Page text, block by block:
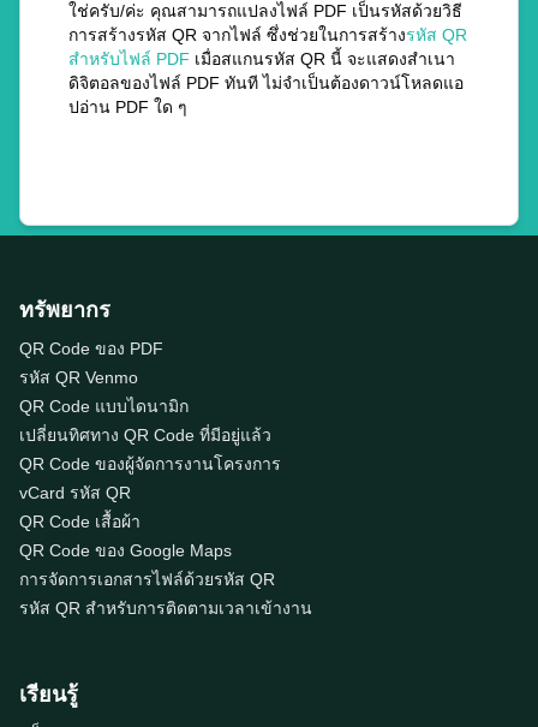
ใช่ครับ/ค่ะ คุณสามารถแปลงไฟล์ PDF เป็นรหัสด้วยวิธี
การสร้างรหัส QR จากไฟล์ ซึ่งช่วยในการสร้างรหัส QR
สำหรับไฟล์ PDF เมื่อสแกนรหัส QR นี้ จะแสดงสำเนา
ดิจิตอลของไฟล์ PDF ทันที ไม่จำเป็นต้องดาวน์โหลดแอ
ปอ่าน PDF ใด ๆ
ทรัพยากร
QR Code ของ PDF
รหัส QR Venmo
QR Code แบบไดนามิก
เปลี่ยนทิศทาง QR Code ที่มีอยู่แล้ว
QR Code ของผู้จัดการงานโครงการ
vCard รหัส QR
QR Code เสื้อผ้า
QR Code ของ Google Maps
การจัดการเอกสารไฟล์ด้วยรหัส QR
รหัส QR สำหรับการติดตามเวลาเข้างาน
เรียนรู้